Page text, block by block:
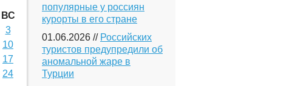
ВС
3
10
17
24
популярные у россиян
курорты в его стране
01.06.2026 // Российских
туристов предупредили об
аномальной жаре в
Турции